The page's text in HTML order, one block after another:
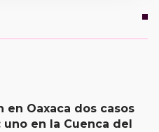
en Oaxaca dos casos
en la Cuenca del